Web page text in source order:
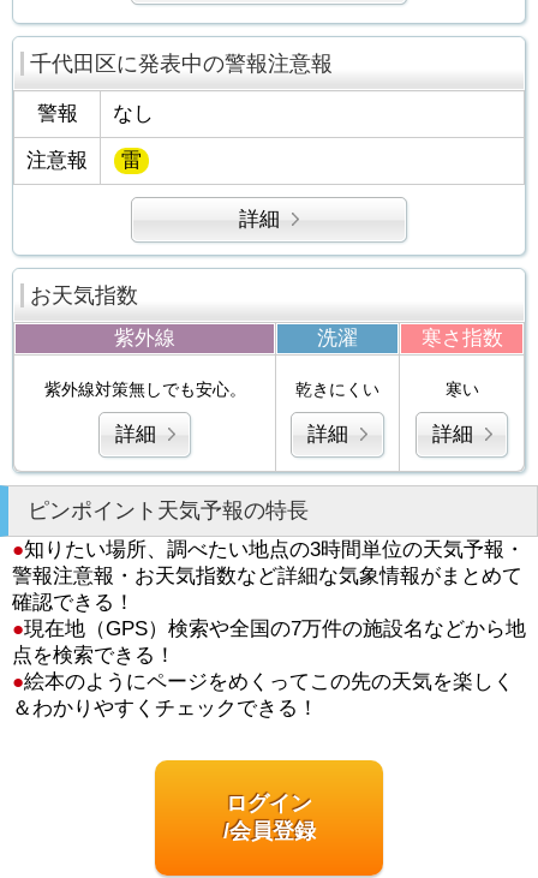
千代田区に発表中の警報注意報
警報 なし
注意報 雷
詳細
お天気指数
紫外線 洗濯 寒さ指数
紫外線対策無しでも安心。
詳細
乾きにくい
詳細
寒い
詳細
ピンポイント天気予報の特長
●知りたい場所、調べたい地点の3時間単位の天気予報・
警報注意報・お天気指数など詳細な気象情報がまとめて
確認できる！
●現在地（GPS）検索や全国の7万件の施設名などから地
点を検索できる！
●絵本のようにページをめくってこの先の天気を楽しく
＆わかりやすくチェックできる！
ログイン
/会員登録